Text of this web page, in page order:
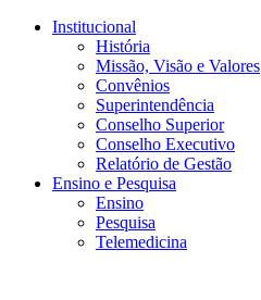
Conteúdo principal
Institucional
História
Missão, Visão e Valores
Convênios
Superintendência
Conselho Superior
Conselho Executivo
Relatório de Gestão
Ensino e Pesquisa
Ensino
Pesquisa
Telemedicina